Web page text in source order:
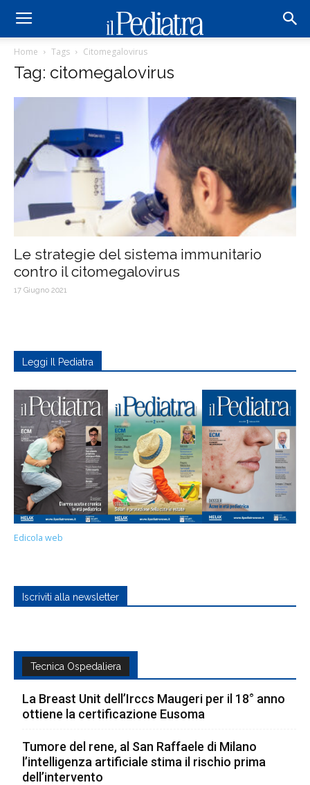
Home Tags Citomegalovirus
Tag: citomegalovirus
Le strategie del sistema immunitario
contro il citomegalovirus
17 Giugno 2021
Leggi Il Pediatra
Edicola web
Iscriviti alla newsletter
Tecnica Ospedaliera
La Breast Unit dell’Irccs Maugeri per il 18° anno
ottiene la certificazione Eusoma
Tumore del rene, al San Raffaele di Milano
l’intelligenza artificiale stima il rischio prima
dell’intervento